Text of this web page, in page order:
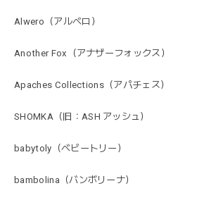
Alwero（アルベロ）
Another Fox（アナザーフォックス）
Apaches Collections（アパチェス）
SHOMKA（旧：ASH アッシュ）
babytoly（ベビートリー）
bambolina（バンボリーナ）